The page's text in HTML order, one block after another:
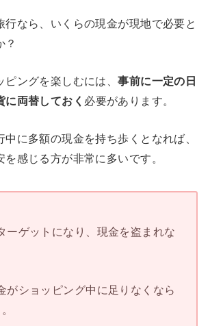
行なら、いくらの現金が現地で必要と
？
ピングを楽しむには、事前に一定の日
に両替しておく 必要があります。
中に多額の現金を持ち歩くとなれば、
感じる方が非常に多いです。
ーゲットになり、現金を盗まれな
がショッピング中に足りなくなら